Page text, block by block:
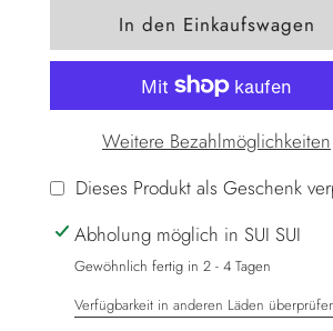
W
i
d
g
e
l
d
e
.
In den Einkaufswagen
Weitere Bezahlmöglichkeiten
Dieses Produkt als Geschenk
Abholung möglich in SUI SUI
Gewöhnlich fertig in 2 - 4 Tagen
Verfügbarkeit in anderen Läden